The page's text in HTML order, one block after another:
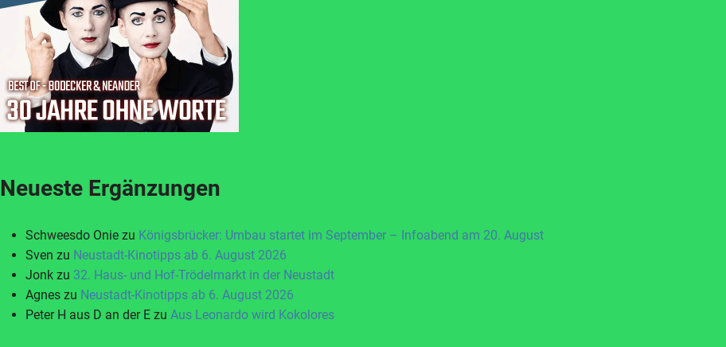
Neueste Ergänzungen
Schweesdo Onie zu Königsbrücker: Umbau startet im September – Infoabend am 20. August
Sven zu Neustadt-Kinotipps ab 6. August 2026
Jonk zu 32. Haus- und Hof-Trödelmarkt in der Neustadt
Agnes zu Neustadt-Kinotipps ab 6. August 2026
Peter H aus D an der E zu Aus Leonardo wird Kokolores